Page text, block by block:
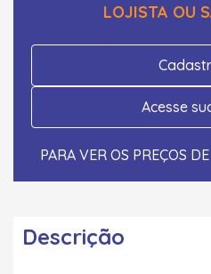
LOJISTA OU
Acesse
PARA VER OS PREÇOS
Descrição